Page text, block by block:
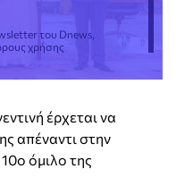
του Dnews,
χρήσης
έρχεται να
απέναντι στην
όμιλο της